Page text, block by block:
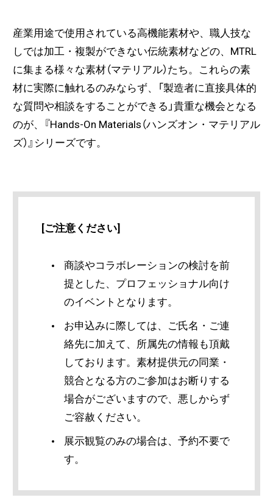
産業用途で使用されている高機能素材や、職人技な
しでは加工・複製ができない伝統素材などの、MTRL
に集まる様々な素材（マテリアル）たち。これらの素
材に実際に触れるのみならず、「製造者に直接具体的
な質問や相談をすることができる」貴重な機会となる
のが、『Hands-On Materials（ハンズオン・マテリアル
ズ）』シリーズです。
[ご注意ください]
商談やコラボレーションの検討を前
提とした、プロフェッショナル向け
のイベントとなります。
お申込みに際しては、ご氏名・ご連
絡先に加えて、所属先の情報も頂戴
しております。素材提供元の同業・
競合となる方のご参加はお断りする
場合がございますので、悪しからず
ご容赦ください。
展示観覧のみの場合は、予約不要で
す。